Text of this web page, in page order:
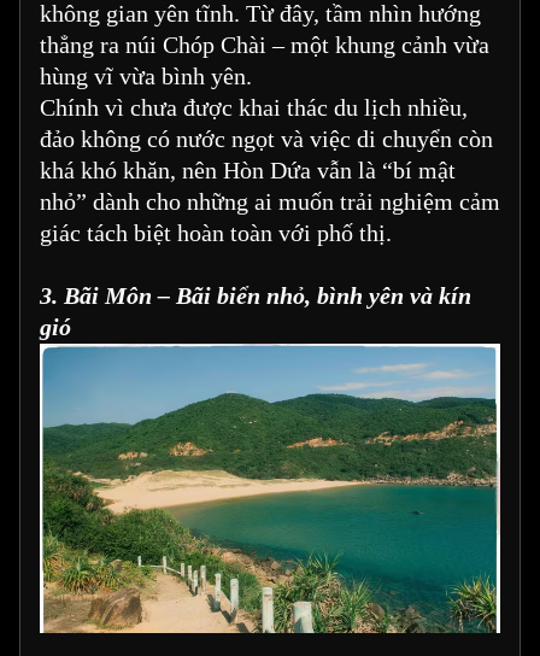
không gian yên tĩnh. Từ đây, tầm nhìn hướng
thẳng ra núi Chóp Chài – một khung cảnh vừa
hùng vĩ vừa bình yên.
Chính vì chưa được khai thác du lịch nhiều,
đảo không có nước ngọt và việc di chuyển còn
khá khó khăn, nên Hòn Dứa vẫn là “bí mật
nhỏ” dành cho những ai muốn trải nghiệm cảm
giác tách biệt hoàn toàn với phố thị.
3. Bãi Môn – Bãi biển nhỏ, bình yên và kín
gió